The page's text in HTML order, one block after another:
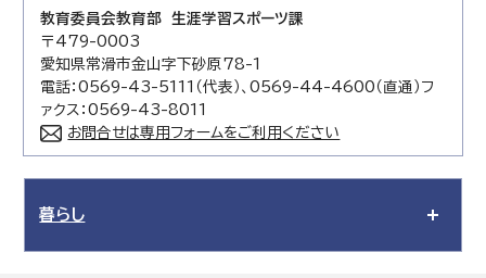
教育委員会教育部 生涯学習スポーツ課
〒479-0003
愛知県常滑市金山字下砂原78-1
電話：0569-43-5111（代表）、0569-44-4600（直通）フ
ァクス：0569-43-8011
お問合せは専用フォームをご利用ください
暮らし